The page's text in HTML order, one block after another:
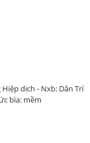
dịch - Nxb: Dân Trí
bìa: mềm